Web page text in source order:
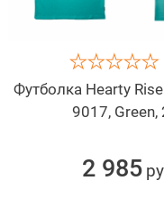
Футболка Hearty Rise
9017, Green,
2 985